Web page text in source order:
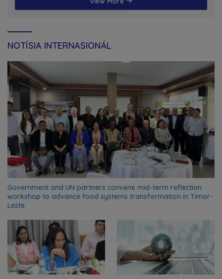
NOTÍSIA INTERNASIONÁL
Government and UN partners convene mid-term reflection
workshop to advance food systems transformation in Timor-
Leste